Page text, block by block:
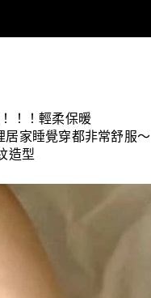
！！輕柔保暖
家睡覺穿都非常舒服～
造型